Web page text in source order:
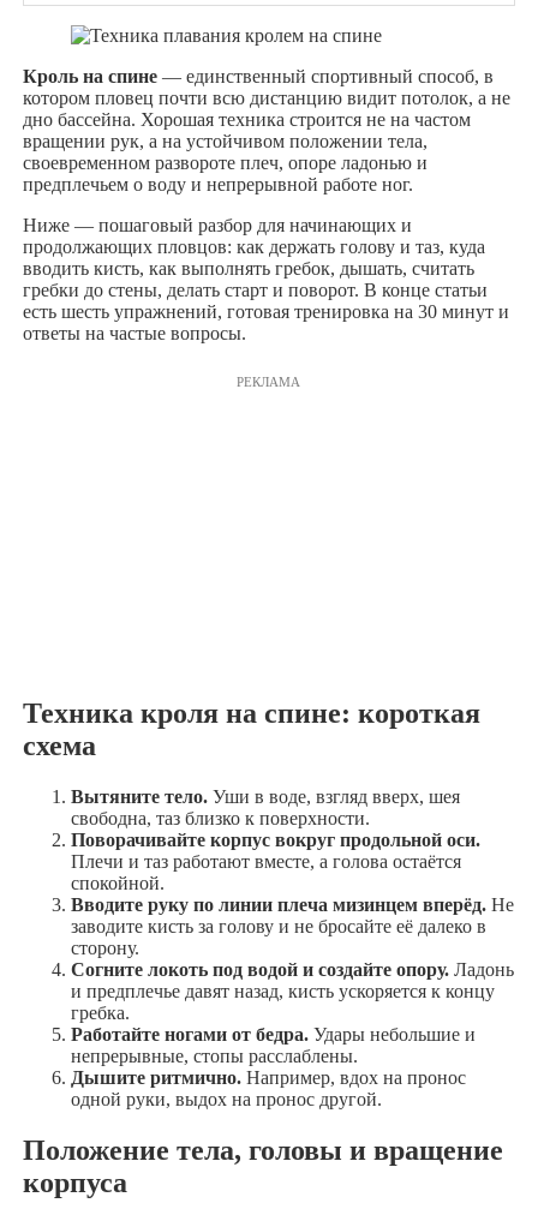
Кроль на спине— единственный спортивный способ, в
котором пловец почти всю дистанцию видит потолок, а не
дно бассейна. Хорошая техника строится не на частом
вращении рук, а на устойчивом положении тела,
своевременном развороте плеч, опоре ладонью и
предплечьем о воду и непрерывной работе ног.
Ниже — пошаговый разбор для начинающих и
продолжающих пловцов: как держать голову и таз, куда
вводить кисть, как выполнять гребок, дышать, считать
гребки до стены, делать старт и поворот. В конце статьи
есть шесть упражнений, готовая тренировка на 30 минут и
ответы на частые вопросы.
РЕКЛАМА
Техника кроля на спине: короткая
схема
Вытяните тело.Уши в воде, взгляд вверх, шея
свободна, таз близко к поверхности.
Поворачивайте корпус вокруг продольной оси.
Плечи и таз работают вместе, а голова остаётся
спокойной.
Вводите руку по линии плеча мизинцем вперёд.Не
заводите кисть за голову и не бросайте её далеко в
сторону.
Согните локоть под водой и создайте опору.Ладонь
и предплечье давят назад, кисть ускоряется к концу
гребка.
Работайте ногами от бедра.Удары небольшие и
непрерывные, стопы расслаблены.
Дышите ритмично.Например, вдох на пронос
одной руки, выдох на пронос другой.
Положение тела, головы и вращение
корпуса